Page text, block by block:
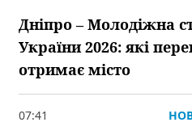
Дніпро – Молодіжна
України 2026: які
отримає місто
07:41